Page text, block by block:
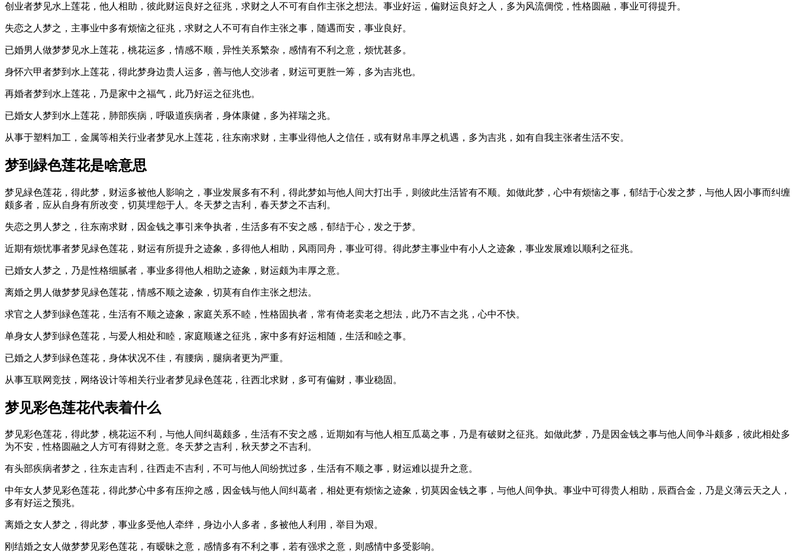
创业者梦见水上莲花，他人相助，彼此财运良好之征兆，求财之人不可有自作主张之想法。事业好运，偏财运良好之人，多为风流倜傥，性格圆融，事业可得提升。
失恋之人梦之，主事业中多有烦恼之征兆，求财之人不可有自作主张之事，随遇而安，事业良好。
已婚男人做梦梦见水上莲花，桃花运多，情感不顺，异性关系繁杂，感情有不利之意，烦忧甚多。
身怀六甲者梦到水上莲花，得此梦身边贵人运多，善与他人交涉者，财运可更胜一筹，多为吉兆也。
再婚者梦到水上莲花，乃是家中之福气，此乃好运之征兆也。
已婚女人梦到水上莲花，肺部疾病，呼吸道疾病者，身体康健，多为祥瑞之兆。
从事于塑料加工，金属等相关行业者梦见水上莲花，往东南求财，主事业得他人之信任，或有财帛丰厚之机遇，多为吉兆，如有自我主张者生活不安。
梦到緑色莲花是啥意思
梦见緑色莲花，得此梦，财运多被他人影响之，事业发展多有不利，得此梦如与他人间大打出手，则彼此生活皆有不顺。如做此梦，心中有烦恼之事，郁结于心发之梦，与他人因小事而纠缠
颇多者，应从自身有所改变，切莫埋怨于人。冬天梦之吉利，春天梦之不吉利。
失恋之男人梦之，往东南求财，因金钱之事引来争执者，生活多有不安之感，郁结于心，发之于梦。
近期有烦忧事者梦见緑色莲花，财运有所提升之迹象，多得他人相助，风雨同舟，事业可得。得此梦主事业中有小人之迹象，事业发展难以顺利之征兆。
已婚女人梦之，乃是性格细腻者，事业多得他人相助之迹象，财运颇为丰厚之意。
离婚之男人做梦梦见緑色莲花，情感不顺之迹象，切莫有自作主张之想法。
求官之人梦到緑色莲花，生活有不顺之迹象，家庭关系不睦，性格固执者，常有倚老卖老之想法，此乃不吉之兆，心中不快。
单身女人梦到緑色莲花，与爱人相处和睦，家庭顺遂之征兆，家中多有好运相随，生活和睦之事。
已婚之人梦到緑色莲花，身体状况不佳，有腰病，腿病者更为严重。
从事互联网竞技，网络设计等相关行业者梦见緑色莲花，往西北求财，多可有偏财，事业稳固。
梦见彩色莲花代表着什么
梦见彩色莲花，得此梦，桃花运不利，与他人间纠葛颇多，生活有不安之感，近期如有与他人相互瓜葛之事，乃是有破财之征兆。如做此梦，乃是因金钱之事与他人间争斗颇多，彼此相处多
为不安，性格圆融之人方可有得财之意。冬天梦之吉利，秋天梦之不吉利。
有头部疾病者梦之，往东走吉利，往西走不吉利，不可与他人间纷扰过多，生活有不顺之事，财运难以提升之意。
中年女人梦见彩色莲花，得此梦心中多有压抑之感，因金钱与他人间纠葛者，相处更有烦恼之迹象，切莫因金钱之事，与他人间争执。事业中可得贵人相助，辰酉合金，乃是义薄云天之人，
多有好运之预兆。
离婚之女人梦之，得此梦，事业多受他人牵绊，身边小人多者，多被他人利用，举目为艰。
刚结婚之女人做梦梦见彩色莲花，有暧昧之意，感情多有不利之事，若有强求之意，则感情中多受影响。